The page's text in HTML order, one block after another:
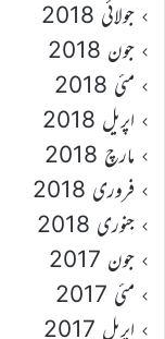
جولائی 2018
جون 2018
مئی 2018
اپریل 2018
مارچ 2018
فروری 2018
جنوری 2018
جون 2017
مئی 2017
اپریل 2017